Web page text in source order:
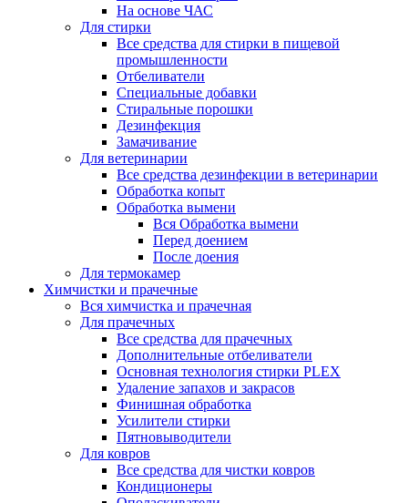
На основе ЧАС
Для стирки
Все средства для стирки в пищевой
промышленности
Отбеливатели
Специальные добавки
Стиральные порошки
Дезинфекция
Замачивание
Для ветеринарии
Все средства дезинфекции в ветеринарии
Обработка копыт
Обработка вымени
Вся Обработка вымени
Перед доением
После доения
Для термокамер
Химчистки и прачечные
Вся химчистка и прачечная
Для прачечных
Все средства для прачечных
Дополнительные отбеливатели
Основная технология стирки PLEX
Удаление запахов и закрасов
Финишная обработка
Усилители стирки
Пятновыводители
Для ковров
Все средства для чистки ковров
Кондиционеры